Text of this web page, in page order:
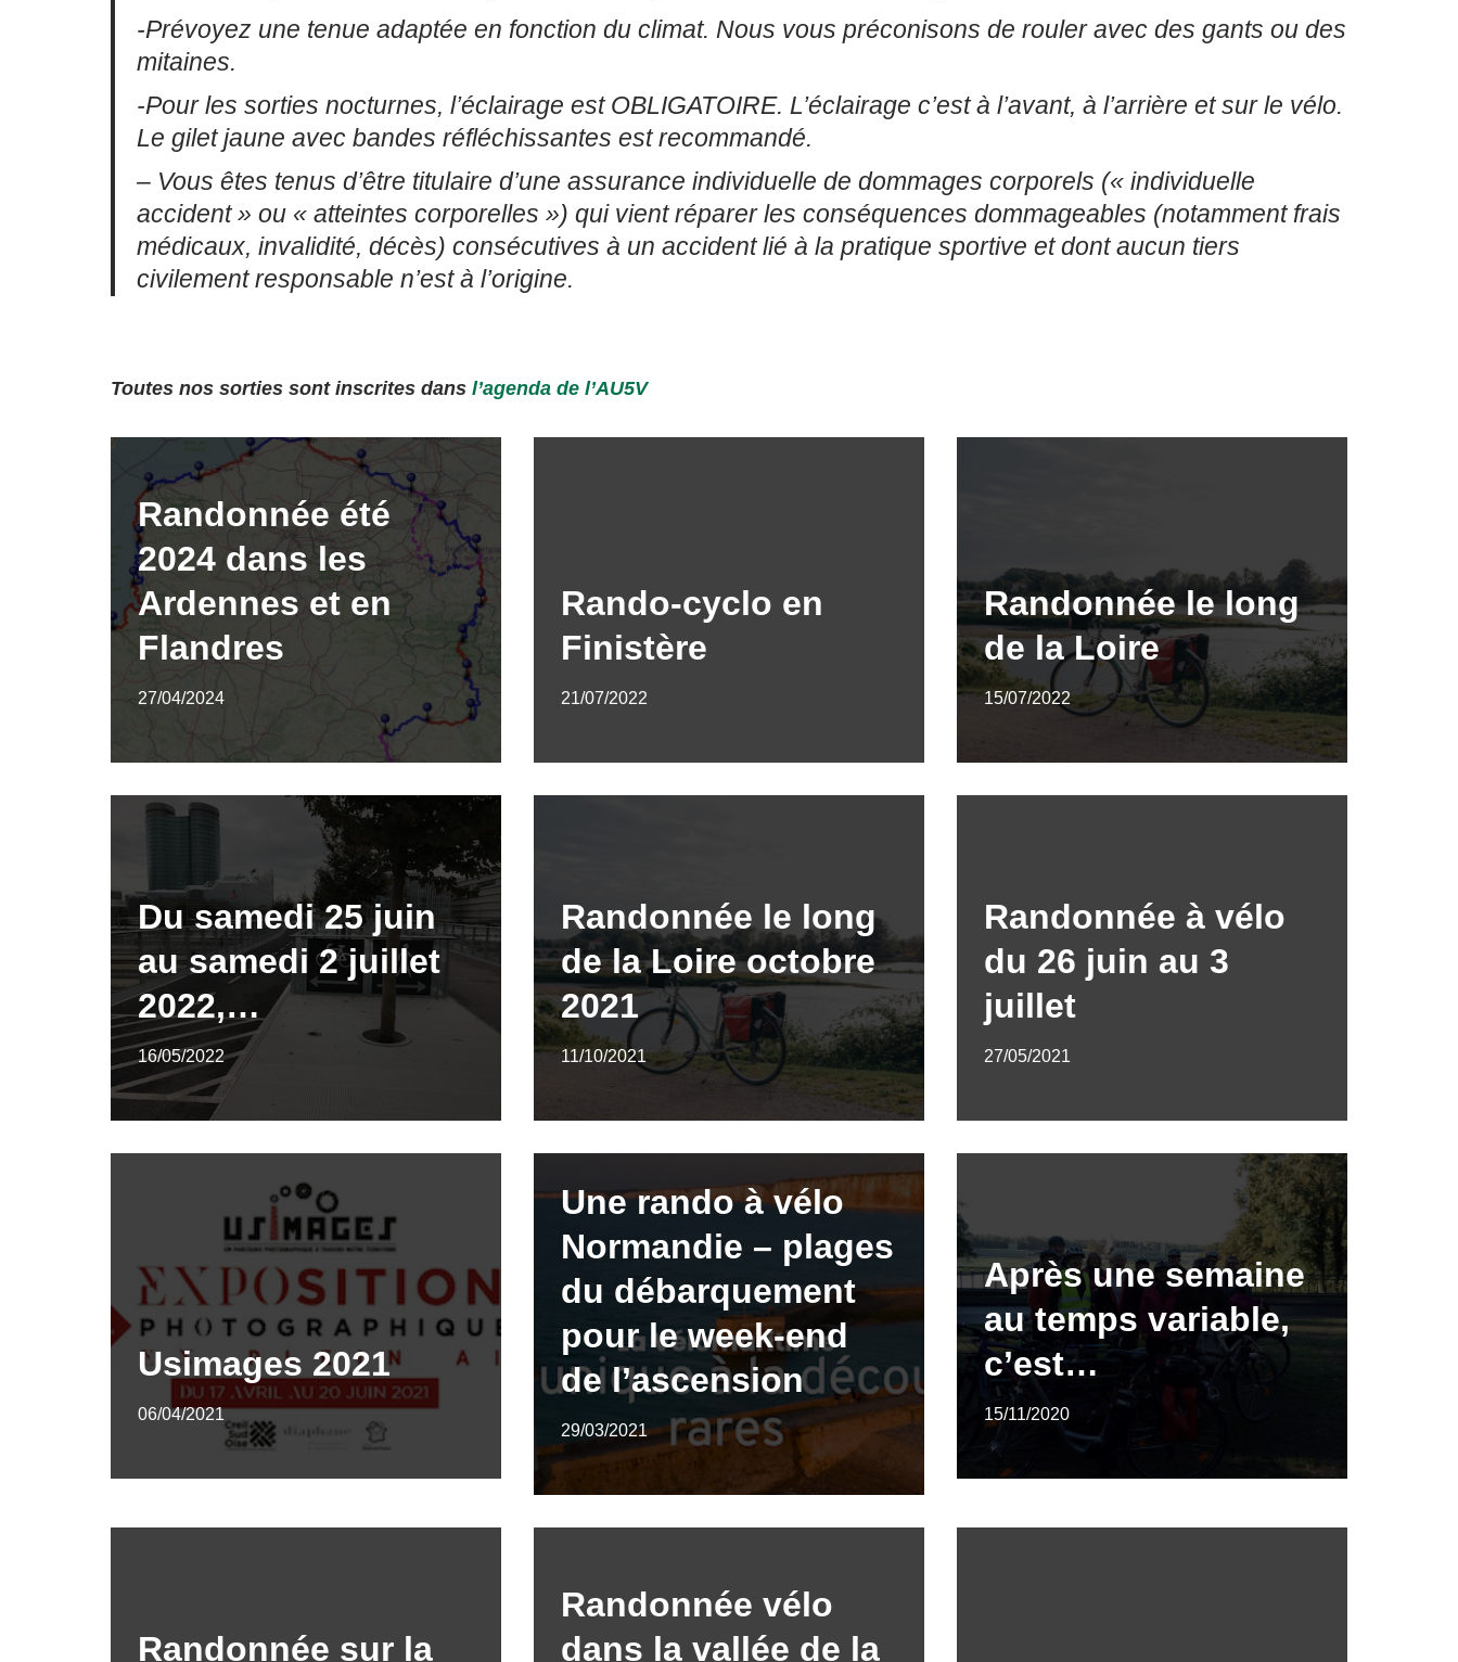
-Prévoyez une tenue adaptée en fonction du climat. Nous vous préconisons de rouler avec des gants ou des
mitaines.
-Pour les sorties nocturnes, l’éclairage est OBLIGATOIRE. L’éclairage c’est à l’avant, à l’arrière et sur le vélo.
Le gilet jaune avec bandes réfléchissantes est recommandé.
– Vous êtes tenus d’être titulaire d’une assurance individuelle de dommages corporels (« individuelle
accident » ou « atteintes corporelles ») qui vient réparer les conséquences dommageables (notamment frais
médicaux, invalidité, décès) consécutives à un accident lié à la pratique sportive et dont aucun tiers
civilement responsable n’est à l’origine.
Toutes nos sorties sont inscrites dans l’agenda de l’AU5V
Randonnée été
2024 dans les
Ardennes et en
Flandres
27/04/2024
Rando-cyclo en
Finistère
21/07/2022
Randonnée le long
de la Loire
15/07/2022
Du samedi 25 juin
au samedi 2 juillet
2022,…
16/05/2022
Randonnée le long
de la Loire octobre
2021
11/10/2021
Randonnée à vélo
du 26 juin au 3
juillet
27/05/2021
Usimages 2021
06/04/2021
Une rando à vélo
Normandie – plages
du débarquement
pour le week-end
de l’ascension
29/03/2021
Après une semaine
au temps variable,
c’est…
15/11/2020
Randonnée sur la
Randonnée vélo
dans la vallée de la